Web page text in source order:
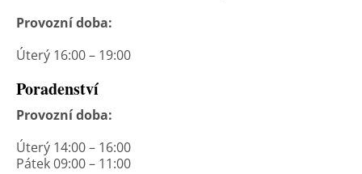
Provozní doba:
Úterý 16:00 – 19:00
Poradenství
Provozní doba:
Úterý 14:00 – 16:00
Pátek 09:00 – 11:00